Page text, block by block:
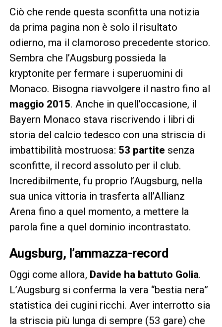
Ciò che rende questa sconfitta una notizia
da prima pagina non è solo il risultato
odierno, ma il clamoroso precedente storico.
Sembra che l’Augsburg possieda la
kryptonite per fermare i superuomini di
Monaco. Bisogna riavvolgere il nastro fino al
maggio 2015. Anche in quell’occasione, il
Bayern Monaco stava riscrivendo i libri di
storia del calcio tedesco con una striscia di
imbattibilità mostruosa: 53 partite senza
sconfitte, il record assoluto per il club.
Incredibilmente, fu proprio l’Augsburg, nella
sua unica vittoria in trasferta all’Allianz
Arena fino a quel momento, a mettere la
parola fine a quel dominio incontrastato.
Augsburg, l’ammazza-record
Oggi come allora, Davide ha battuto Golia.
L’Augsburg si conferma la vera “bestia nera”
statistica dei cugini ricchi. Aver interrotto sia
la striscia più lunga di sempre (53 gare) che